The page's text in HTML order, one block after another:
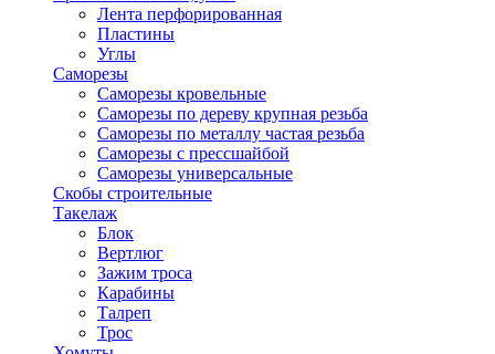
Лента перфорированная
Пластины
Углы
Саморезы
Саморезы кровельные
Саморезы по дереву крупная резьба
Саморезы по металлу частая резьба
Саморезы с прессшайбой
Саморезы универсальные
Скобы строительные
Такелаж
Блок
Вертлюг
Зажим троса
Карабины
Талреп
Трос